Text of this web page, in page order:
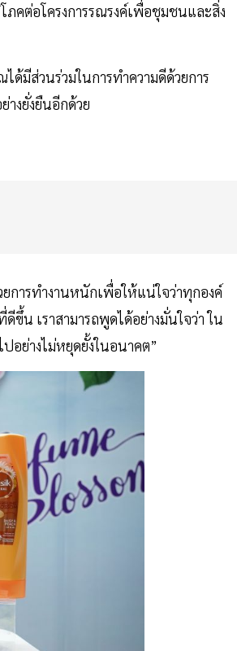
คต่อโครงการรณรงค์เพื่อชุมชนและสิ่ง
มีส่วนร่วมในการทำความดีด้วยการ
งยั่งยืนอีกด้วย
ยการทำงานหนักเพื่อให้แน่ใจว่าทุกองค์
ขึ้น เราสามารถพูดได้อย่างมั่นใจว่า ใน
อย่างไม่หยุดยั้งในอนาคต”